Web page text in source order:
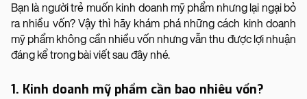
Bạn là người trẻ muốn kinh doanh mỹ phẩm nhưng lại ngại bỏ
ra nhiều vốn? Vậy thì hãy khám phá những cách kinh doanh
mỹ phẩm không cần nhiều vốn nhưng vẫn thu được lợi nhuận
đáng kể trong bài viết sau đây nhé.
1. Kinh doanh mỹ phẩm cần bao nhiêu vốn?